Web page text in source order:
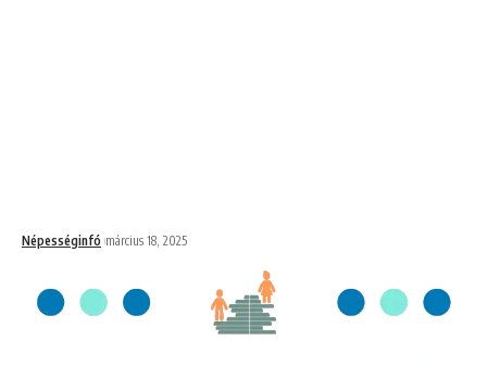
Népességinfó március 18, 2025